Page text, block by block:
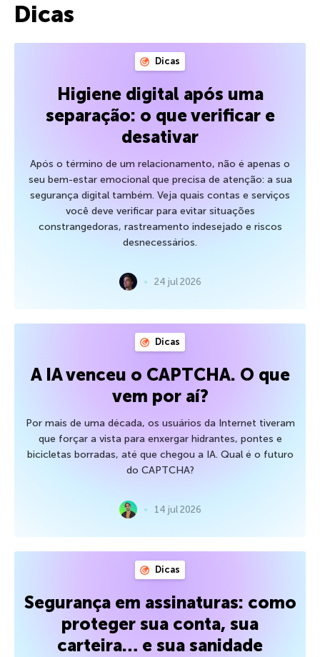
Dicas
Dicas
Higiene digital após uma
separação: o que verificar e
desativar
Após o término de um relacionamento, não é apenas o
seu bem-estar emocional que precisa de atenção: a sua
segurança digital também. Veja quais contas e serviços
você deve verificar para evitar situações
constrangedoras, rastreamento indesejado e riscos
desnecessários.
24 jul 2026
Dicas
A IA venceu o CAPTCHA. O que
vem por aí?
Por mais de uma década, os usuários da Internet tiveram
que forçar a vista para enxergar hidrantes, pontes e
bicicletas borradas, até que chegou a IA. Qual é o futuro
do CAPTCHA?
14 jul 2026
Dicas
Segurança em assinaturas: como
proteger sua conta, sua
carteira… e sua sanidade